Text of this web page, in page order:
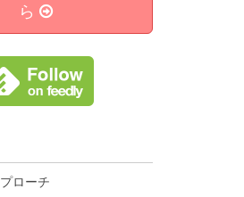
ら
ローチ